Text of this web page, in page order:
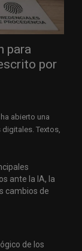
para
por
abierto una
Textos,
ante la IA, la
cambios de
de los